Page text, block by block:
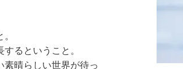
るということ。
素晴らしい世界が待っ